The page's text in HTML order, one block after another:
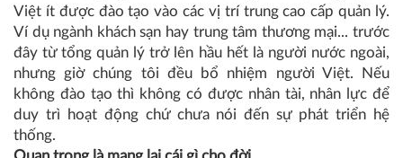
Việt ít được đào tạo vào các vị trí trung cao cấp quản lý.
Ví dụ ngành khách sạn hay trung tâm thương mại... trước
đây từ tổng quản lý trở lên hầu hết là người nước ngoài,
nhưng giờ chúng tôi đều bổ nhiệm người Việt. Nếu
không đào tạo thì không có được nhân tài, nhân lực để
duy trì hoạt động chứ chưa nói đến sự phát triển hệ
thống.